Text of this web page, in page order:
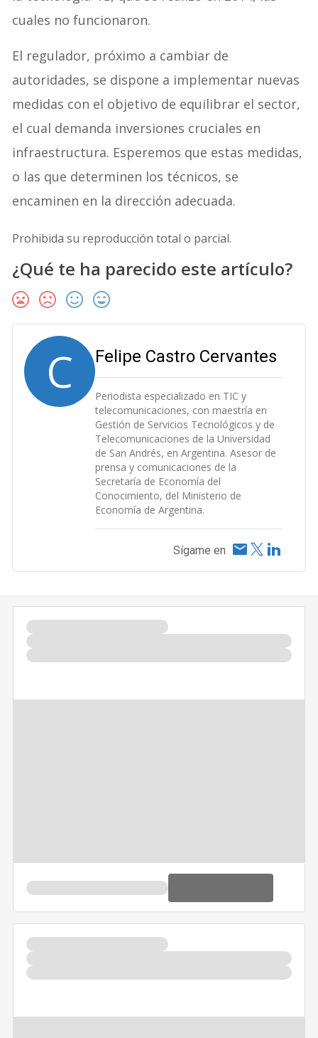
cuales no funcionaron.
El regulador, próximo a cambiar de
autoridades, se dispone a implementar nuevas
medidas con el objetivo de equilibrar el sector,
el cual demanda inversiones cruciales en
infraestructura. Esperemos que estas medidas,
o las que determinen los técnicos, se
encaminen en la dirección adecuada.
Prohibida su reproducción total o parcial.
¿Qué te ha parecido este artículo?
C Felipe Castro Cervantes
Periodista especializado en TIC y
telecomunicaciones, con maestría en
Gestión de Servicios Tecnológicos y de
Telecomunicaciones de la Universidad
de San Andrés, en Argentina. Asesor de
prensa y comunicaciones de la
Secretaría de Economía del
Conocimiento, del Ministerio de
Economía de Argentina.
Sígame en